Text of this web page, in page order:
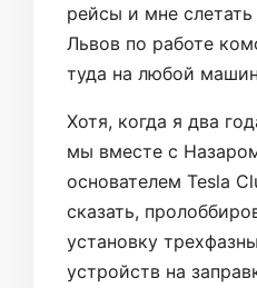
рейсы и мне
Львов по работе
туда на любой
Хотя, когда я два
мы вместе с
основателем Tesla
сказать,
установку
устройств на